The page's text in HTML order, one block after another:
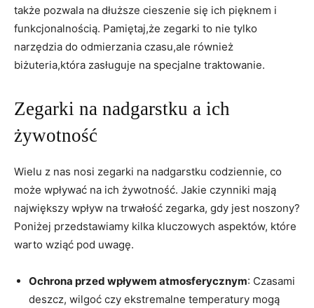
także pozwala na dłuższe cieszenie się ich⁤ pięknem i⁢
funkcjonalnością. Pamiętaj,że zegarki‌ to ⁢nie tylko
narzędzia do odmierzania ‍czasu,ale również
biżuteria,która zasługuje ‍na specjalne traktowanie.
Zegarki na nadgarstku a ich
żywotność
Wielu⁢ z nas nosi zegarki na nadgarstku‌ codziennie, co
może wpływać na ich żywotność. Jakie‌ czynniki mają
największy wpływ na trwałość zegarka,⁤ gdy jest noszony?
Poniżej przedstawiamy kilka kluczowych aspektów, które
warto wziąć pod⁢ uwagę.
Ochrona przed wpływem​ atmosferycznym: Czasami
deszcz, wilgoć‍ czy ekstremalne temperatury mogą